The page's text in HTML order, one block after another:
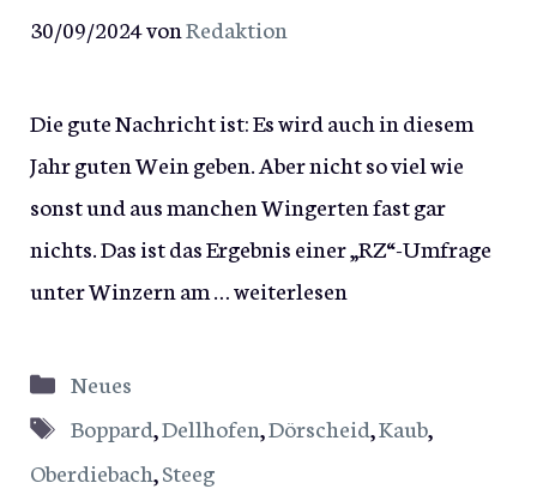
30/09/2024vonRedaktion
Die gute Nachricht ist: Es wird auch in diesem
Jahr guten Wein geben. Aber nicht so viel wie
sonst und aus manchen Wingerten fast gar
nichts. Das ist das Ergebnis einer „RZ“-Umfrage
unter Winzern am …weiterlesen
Kategorien
Neues
Schlagwörter
Boppard,Dellhofen,Dörscheid,Kaub,
Oberdiebach,Steeg